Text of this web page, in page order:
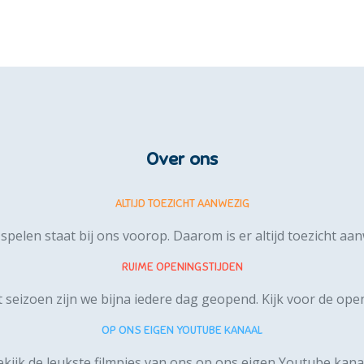
Over ons
ALTIJD TOEZICHT AANWEZIG
staat bij ons voorop. Daarom is er altijd toezicht
RUIME OPENINGSTIJDEN
seizoen zijn we bijna iedere dag geopend. Kijk voor de
OP ONS EIGEN YOUTUBE KANAAL